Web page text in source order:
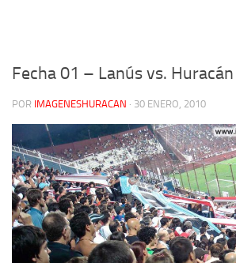
Fecha 01 – Lanús vs. Huracán
POR IMAGENESHURACAN · 30 ENERO, 2010